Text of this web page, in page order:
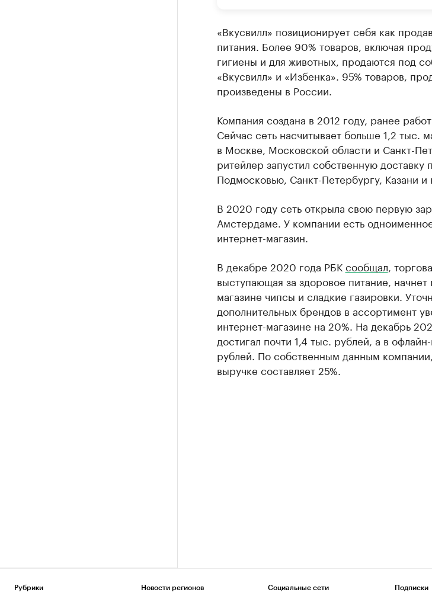
«Вкусвилл» позиционирует себя как
питания. Более 90% товаров, включая
гигиены и для животных, продаются под
«Вкусвилл» и «Избенка». 95% товаров,
произведены в России.
Компания создана в 2012 году, ранее
Сейчас сеть насчитывает больше 1,2 тыс.
в Москве, Московской области и Санкт-
ритейлер запустил собственную доставку
Подмосковью, Санкт-Петербургу, Казани и
В 2020 году сеть открыла свою первую
Амстердаме. У компании есть
интернет-магазин.
В декабре 2020 года РБКсообщал ,
выступающая за здоровое питание, начнет
магазине чипсы и сладкие газировки.
дополнительных брендов в ассортимент
интернет-магазине на 20%. На декабрь
достигал почти 1,4 тыс. рублей, а в
рублей. По собственным данным
выручке составляет 25%.
Рубрики Новости регионов Социальные сети Подписки